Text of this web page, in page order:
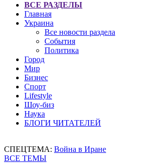
ВСЕ РАЗДЕЛЫ
Главная
Украина
Все новости раздела
События
Политика
Город
Мир
Бизнес
Спорт
Lifestyle
Шоу-биз
Наука
БЛОГИ ЧИТАТЕЛЕЙ
СПЕЦТЕМА: Война в Иране
ВСЕ ТЕМЫ